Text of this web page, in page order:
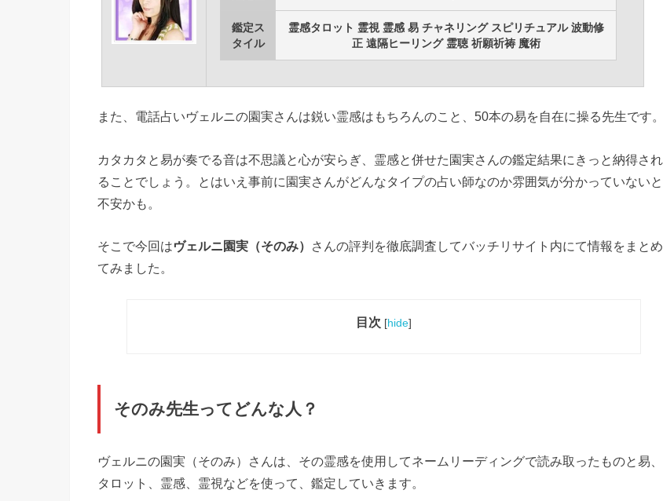
鑑定ス
タイル
霊感タロット 霊視 霊感 易 チャネリング スピリチュアル 波動修
正 遠隔ヒーリング 霊聴 祈願祈祷 魔術
また、電話占いヴェルニの園実さんは鋭い霊感はもちろんのこと、50本の易を自在に操る先生です。
カタカタと易が奏でる音は不思議と心が安らぎ、霊感と併せた園実さんの鑑定結果にきっと納得され
ることでしょう。とはいえ事前に園実さんがどんなタイプの占い師なのか雰囲気が分かっていないと
不安かも。
そこで今回はヴェルニ園実（そのみ）
さんの評判を徹底調査してバッチリサイト内にて情報をまとめ
てみました。
目次 [hide]
そのみ先生ってどんな人？
ヴェルニの園実（そのみ）さんは、その霊感を使用してネームリーディングで読み取ったものと易、
タロット、霊感、霊視などを使って、鑑定していきます。